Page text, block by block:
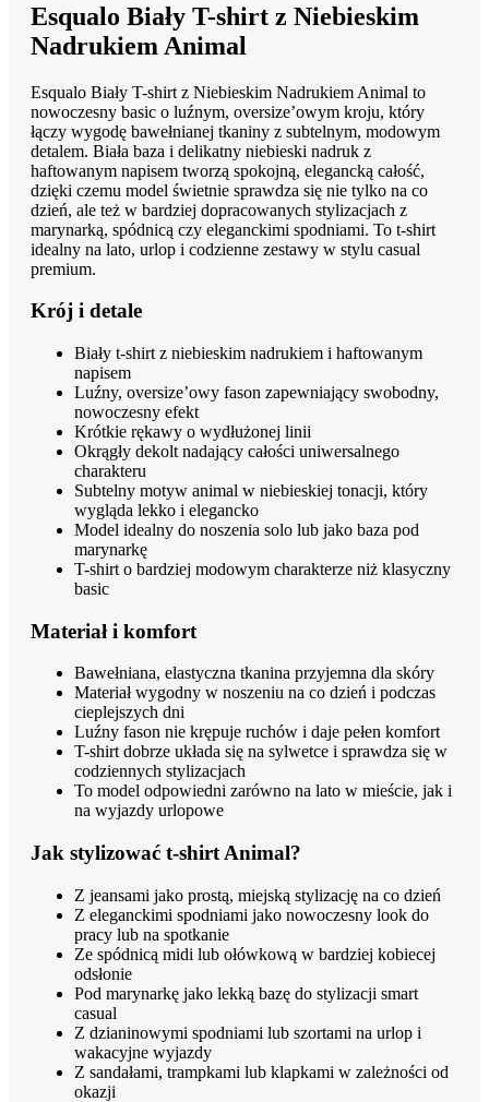
Esqualo Biały T-shirt z Niebieskim
Nadrukiem Animal
Esqualo Biały T-shirt z Niebieskim Nadrukiem Animal to
nowoczesny basic o luźnym, oversize’owym kroju, który
łączy wygodę bawełnianej tkaniny z subtelnym, modowym
detalem. Biała baza i delikatny niebieski nadruk z
haftowanym napisem tworzą spokojną, elegancką całość,
dzięki czemu model świetnie sprawdza się nie tylko na co
dzień, ale też w bardziej dopracowanych stylizacjach z
marynarką, spódnicą czy eleganckimi spodniami. To t-shirt
idealny na lato, urlop i codzienne zestawy w stylu casual
premium.
Krój i detale
Biały t-shirt z niebieskim nadrukiem i haftowanym
napisem
Luźny, oversize’owy fason zapewniający swobodny,
nowoczesny efekt
Krótkie rękawy o wydłużonej linii
Okrągły dekolt nadający całości uniwersalnego
charakteru
Subtelny motyw animal w niebieskiej tonacji, który
wygląda lekko i elegancko
Model idealny do noszenia solo lub jako baza pod
marynarkę
T-shirt o bardziej modowym charakterze niż klasyczny
basic
Materiał i komfort
Bawełniana, elastyczna tkanina przyjemna dla skóry
Materiał wygodny w noszeniu na co dzień i podczas
cieplejszych dni
Luźny fason nie krępuje ruchów i daje pełen komfort
T-shirt dobrze układa się na sylwetce i sprawdza się w
codziennych stylizacjach
To model odpowiedni zarówno na lato w mieście, jak i
na wyjazdy urlopowe
Jak stylizować t-shirt Animal?
Z jeansami jako prostą, miejską stylizację na co dzień
Z eleganckimi spodniami jako nowoczesny look do
pracy lub na spotkanie
Ze spódnicą midi lub ołówkową w bardziej kobiecej
odsłonie
Pod marynarkę jako lekką bazę do stylizacji smart
casual
Z dzianinowymi spodniami lub szortami na urlop i
wakacyjne wyjazdy
Z sandałami, trampkami lub klapkami w zależności od
okazji